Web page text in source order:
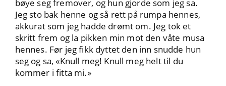
bøye seg fremover, og hun gjorde som jeg sa.
Jeg sto bak henne og så rett på rumpa hennes,
akkurat som jeg hadde drømt om. Jeg tok et
skritt frem og la pikken min mot den våte musa
hennes. Før jeg fikk dyttet den inn snudde hun
seg og sa, «Knull meg! Knull meg helt til du
kommer i fitta mi.»